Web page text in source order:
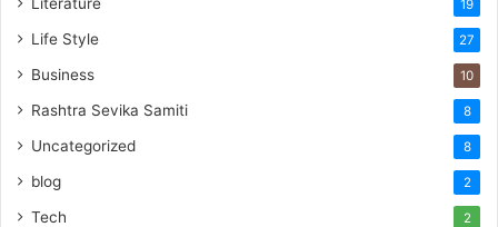
19
Life Style 27
Business 10
Rashtra Sevika Samiti 8
Uncategorized 8
blog 2
Tech 2